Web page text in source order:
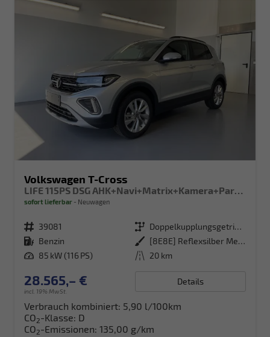
Volkswagen T-Cross
LIFE 115PS DSG AHK+Navi+Matrix+Kamera+Parklenk+Alu17+App-Connect
sofort lieferbar Neuwagen
Fahrzeugnr. 39081 Getriebe
Doppelkupplungsgetriebe (DSG)
Kraftstoff Benzin Außenfarbe
[8E8E] Reflexsilber Metallic
Leistung 85 kW (116 PS) Kilometerstand 20 km
28.565,– €
incl. 19% MwSt.
Details
Verbrauch kombiniert: 5,90 l/100km
CO2-Klasse: D
CO2-Emissionen: 135,00 g/km